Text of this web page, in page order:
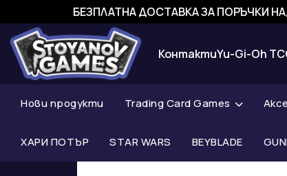
БЕЗПЛАТНА ДОСТАВКА ЗА ПОРЪЧКИ
КонтактиYu-Gi-Oh
Нови продукти Trading Card Games
ХАРИ ПОТЪР STAR WARS BEYBLADE